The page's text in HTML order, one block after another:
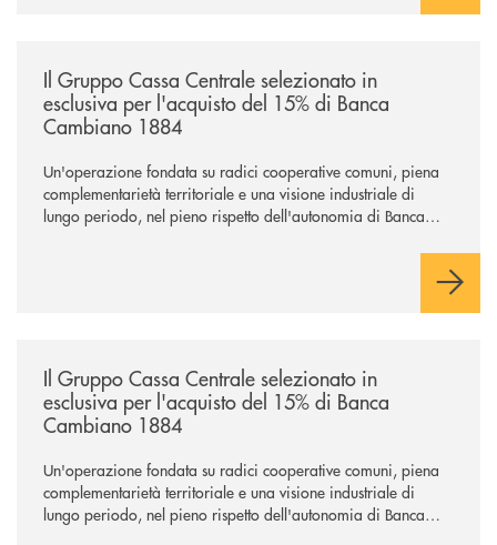
Il Gruppo Cassa Centrale selezionato in
esclusiva per l'acquisto del 15% di Banca
Cambiano 1884
Un'operazione fondata su radici cooperative comuni, piena
complementarietà territoriale e una visione industriale di
lungo periodo, nel pieno rispetto dell'autonomia di Banca
negoziazione esclusiva per la finalizzazione dell’operazione.
Il Gruppo Cassa Centrale selezionato in
esclusiva per l'acquisto del 15% di Banca
Cambiano 1884
Un'operazione fondata su radici cooperative comuni, piena
complementarietà territoriale e una visione industriale di
lungo periodo, nel pieno rispetto dell'autonomia di Banca